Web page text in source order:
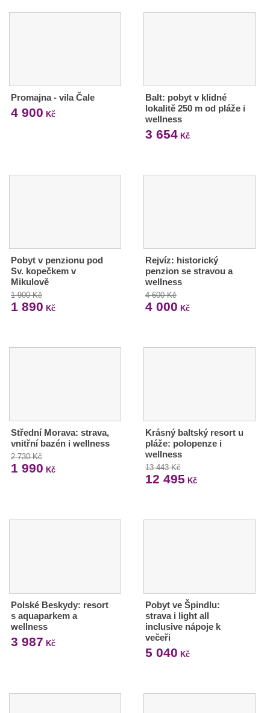
Promajna - vila Čale
4 900 Kč
Balt: pobyt v klidné
lokalitě 250 m od pláže i
wellness
3 654Kč
Pobyt v penzionu pod
Sv. kopečkem v
Mikulově
1 900 Kč
1 890 Kč
Rejvíz: historický
penzion se stravou a
wellness
4 600 Kč
4 000 Kč
Střední Morava: strava,
vnitřní bazén i wellness
2 730 Kč
1 990 Kč
Krásný baltský resort u
pláže: polopenze i
wellness
13 443 Kč
12 495 Kč
Polské Beskydy: resort
s aquaparkem a
wellness
3 987 Kč
Pobyt ve Špindlu:
strava i light all
inclusive nápoje k
večeři
5 040 Kč